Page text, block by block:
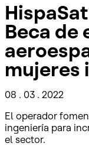
Beca de
mujeres
08 . 03 . 2022
El operador
ingeniería para
el sector.